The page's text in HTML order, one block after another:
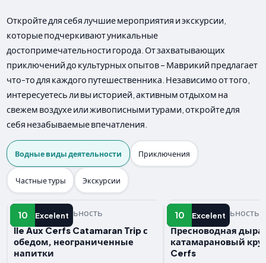
Откройте для себя лучшие мероприятия и экскурсии,
которые подчеркивают уникальные
достопримечательности города. От захватывающих
приключений до культурных опытов – Маврикий предлагает
что-то для каждого путешественника. Независимо от того,
интересуетесь ли вы историей, активным отдыхом на
свежем воздухе или живописными турами, откройте для
себя незабываемые впечатления.
Водные виды деятельности Приключения
Частные туры Экскурсии
10 Excelent
Водная деятельность
Ile Aux Cerfs Catamaran Trip с
обедом, неограниченные
напитки
10 Excelent
Водная деятельность
Пресноводная дыра,
катамарановый
Cerfs